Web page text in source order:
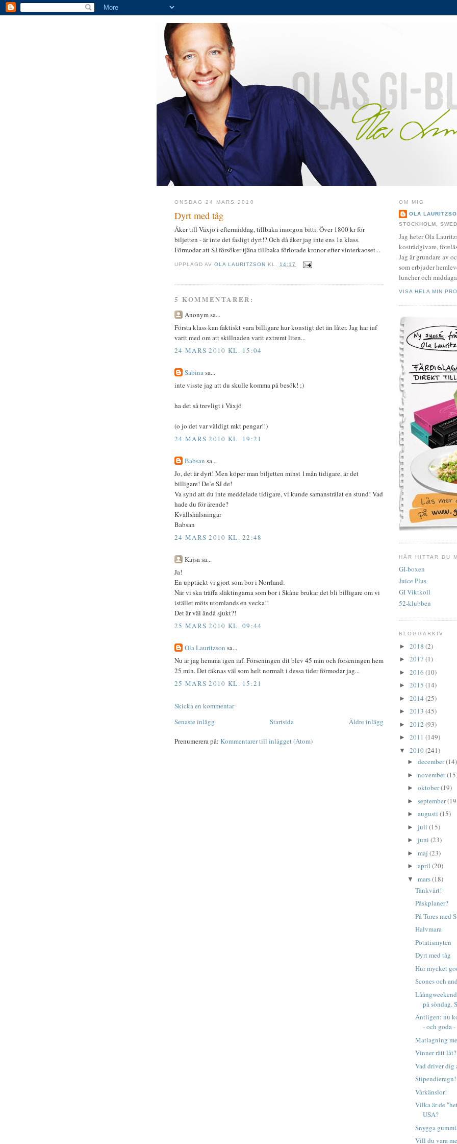
ONSDAG 24 MARS 2010
Dyrt med tåg
Åker till Växjö i eftermiddag, tillbaka imorgon bitti. Över 1800 kr för
biljetten - är inte det fasligt dyrt!? Och då åker jag inte ens 1a klass.
Förmodar att SJ försöker tjäna tillbaka förlorade kronor efter vinterkaoset...
UPPLAGD AVOLA LAURITZSON KL.14:17
5 KOMMENTARER:
Anonym sa...
Första klass kan faktiskt vara billigare hur konstigt det än låter. Jag har iaf
varit med om att skillnaden varit extremt liten...
24 MARS 2010 KL. 15:04
Sabinasa...
inte visste jag att du skulle komma på besök! ;)
ha det så trevligt i Växjö
(o jo det var väldigt mkt pengar!!)
24 MARS 2010 KL. 19:21
Babsan sa...
Jo, det är dyrt! Men köper man biljetten minst 1mån tidigare, är det
billigare! De´e SJ de!
Va synd att du inte meddelade tidigare, vi kunde samanstrålat en stund! Vad
hade du för ärende?
Kvällshälsningar
Babsan
24 MARS 2010 KL. 22:48
Kajsa sa...
Ja!
En upptäckt vi gjort som bor i Norrland:
När vi ska träffa släktingarna som bor i Skåne brukar det bli billigare om vi
istället möts utomlands en vecka!!
Det är väl ändå sjukt?!
25 MARS 2010 KL. 09:44
Ola Lauritzson sa...
Nu är jag hemma igen iaf. Förseningen dit blev 45 min och förseningen hem
25 min. Det räknas väl som helt normalt i dessa tider förmodar jag...
25 MARS 2010 KL. 15:21
Skicka en kommentar
Senaste inlägg
Äldre inlägg
Startsida
Prenumerera på: Kommentarer till inlägget (Atom)
OM MIG
OLA
STOCKHOLM,
Jag heter Ola
kostrådgivare,
Jag är grundare av
som erbjuder
luncher och
VISA HELA MIN
HÄR HITTAR DU
GI-boxen
Juice Plus
GI Viktkoll
52-klubben
BLOGGARKIV
► 2018 (2)
► 2017 (1)
► 2016 (10)
► 2015 (14)
► 2014 (25)
► 2013 (45)
► 2012 (93)
► 2011 (149)
▼ 2010(241)
► december(14)
► november
► oktober(19)
► september
► augusti (15)
► juli (15)
► juni (23)
► maj (23)
► april (20)
▼ mars(18)
Tänkvärt!
Påskplaner?
På Tures med
Halvmara
Potatismyten
Dyrt med tåg
Hur mycket
Scones och
på söndag.
Äntligen: nu
- och goda
Matlagning
Vinner rätt låt?
Vad driver dig
Stipendieregn!
Vårkänslor!
Vilka är de
USA?
Snygga
Vill du vara